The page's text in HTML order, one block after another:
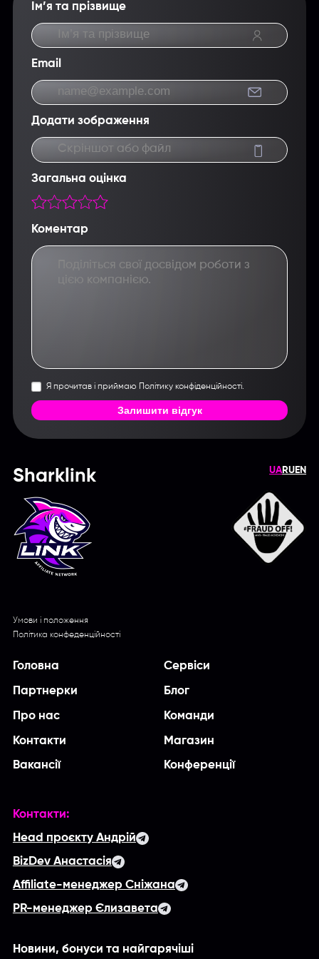
Ім’я та прізвище
Email
Додати зображення
Скріншот або файл
Загальна оцінка
Коментар
Я прочитав і приймаю Політику конфіденційності.
Залишити відгук
Sharklink UARUEN
Умови і положення
Політика конфеденційності
Головна Сервіси
Партнерки Блог
Про нас Команди
Контакти Магазин
Вакансії Конференції
Контакти:
Head проєкту Андрій
BizDev Анастасія
Affiliate-менеджер Сніжана
PR-менеджер Єлизавета
Новини, бонуси та найгарячіші